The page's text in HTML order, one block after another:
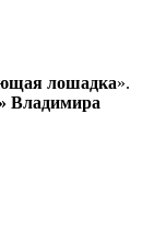
лошадка».
Владимира